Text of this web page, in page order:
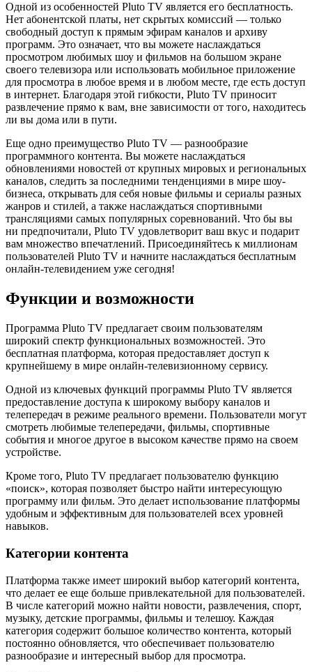
Одной из особенностей Pluto TV является его бесплатность.
Нет абонентской платы, нет скрытых комиссий — только
свободный доступ к прямым эфирам каналов и архиву
программ. Это означает, что вы можете наслаждаться
просмотром любимых шоу и фильмов на большом экране
своего телевизора или использовать мобильное приложение
для просмотра в любое время и в любом месте, где есть доступ
в интернет. Благодаря этой гибкости, Pluto TV приносит
развлечение прямо к вам, вне зависимости от того, находитесь
ли вы дома или в пути.
Еще одно преимущество Pluto TV — разнообразие
программного контента. Вы можете наслаждаться
обновлениями новостей от крупных мировых и региональных
каналов, следить за последними тенденциями в мире шоу-
бизнеса, открывать для себя новые фильмы и сериалы разных
жанров и стилей, а также наслаждаться спортивными
трансляциями самых популярных соревнований. Что бы вы
ни предпочитали, Pluto TV удовлетворит ваш вкус и подарит
вам множество впечатлений. Присоединяйтесь к миллионам
пользователей Pluto TV и начните наслаждаться бесплатным
онлайн-телевидением уже сегодня!
Функции и возможности
Программа Pluto TV предлагает своим пользователям
широкий спектр функциональных возможностей. Это
бесплатная платформа, которая предоставляет доступ к
крупнейшему в мире онлайн-телевизионному сервису.
Одной из ключевых функций программы Pluto TV является
предоставление доступа к широкому выбору каналов и
телепередач в режиме реального времени. Пользователи могут
смотреть любимые телепередачи, фильмы, спортивные
события и многое другое в высоком качестве прямо на своем
устройстве.
Кроме того, Pluto TV предлагает пользователю функцию
«поиск», которая позволяет быстро найти интересующую
программу или фильм. Это делает использование платформы
удобным и эффективным для пользователей всех уровней
навыков.
Категории контента
Платформа также имеет широкий выбор категорий контента,
что делает ее еще больше привлекательной для пользователей.
В числе категорий можно найти новости, развлечения, спорт,
музыку, детские программы, фильмы и телешоу. Каждая
категория содержит большое количество контента, который
постоянно обновляется, что обеспечивает пользователю
разнообразие и интересный выбор для просмотра.